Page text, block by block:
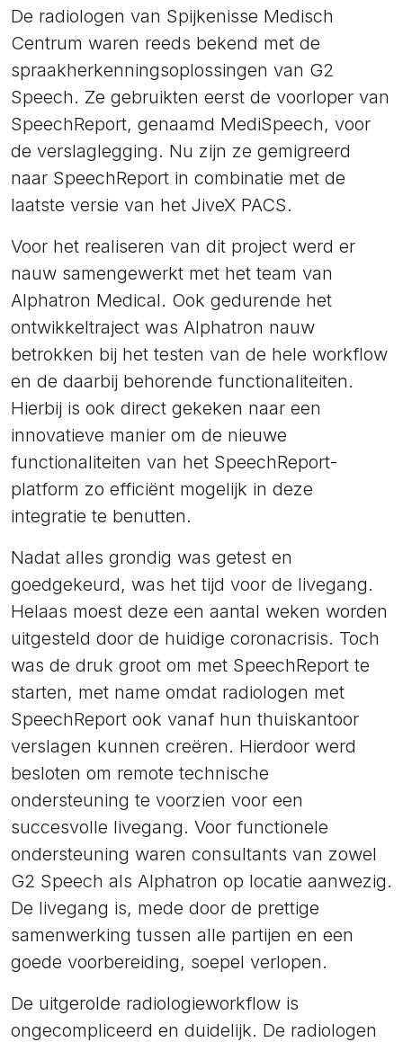
De radiologen van Spijkenisse Medisch
Centrum waren reeds bekend met de
spraakherkenningsoplossingen van G2
Speech. Ze gebruikten eerst de voorloper van
SpeechReport, genaamd MediSpeech, voor
de verslaglegging. Nu zijn ze gemigreerd
naar SpeechReport in combinatie met de
laatste versie van het JiveX PACS.
Voor het realiseren van dit project werd er
nauw samengewerkt met het team van
Alphatron Medical. Ook gedurende het
ontwikkeltraject was Alphatron nauw
betrokken bij het testen van de hele workflow
en de daarbij behorende functionaliteiten.
Hierbij is ook direct gekeken naar een
innovatieve manier om de nieuwe
functionaliteiten van het SpeechReport-
platform zo efficiënt mogelijk in deze
integratie te benutten.
Nadat alles grondig was getest en
goedgekeurd, was het tijd voor de livegang.
Helaas moest deze een aantal weken worden
uitgesteld door de huidige coronacrisis. Toch
was de druk groot om met SpeechReport te
starten, met name omdat radiologen met
SpeechReport ook vanaf hun thuiskantoor
verslagen kunnen creëren. Hierdoor werd
besloten om remote technische
ondersteuning te voorzien voor een
succesvolle livegang. Voor functionele
ondersteuning waren consultants van zowel
G2 Speech als Alphatron op locatie aanwezig.
De livegang is, mede door de prettige
samenwerking tussen alle partijen en een
goede voorbereiding, soepel verlopen.
De uitgerolde radiologieworkflow is
ongecompliceerd en duidelijk. De radiologen